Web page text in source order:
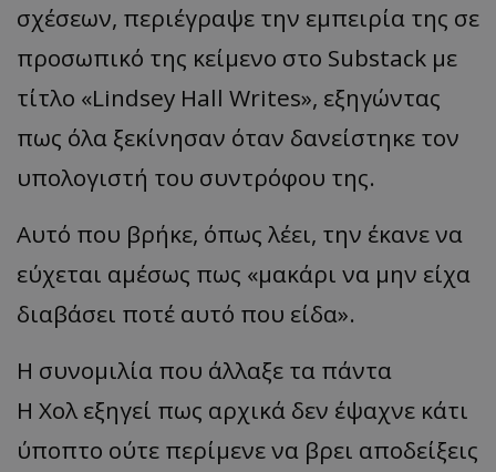
σχέσεων, περιέγραψε την εμπειρία της σε
προσωπικό της κείμενο στο Substack με
τίτλο «Lindsey Hall Writes», εξηγώντας
πως όλα ξεκίνησαν όταν δανείστηκε τον
υπολογιστή του συντρόφου της.
Αυτό που βρήκε, όπως λέει, την έκανε να
εύχεται αμέσως πως «μακάρι να μην είχα
διαβάσει ποτέ αυτό που είδα».
Η συνομιλία που άλλαξε τα πάντα
Η Χολ εξηγεί πως αρχικά δεν έψαχνε κάτι
ύποπτο ούτε περίμενε να βρει αποδείξεις